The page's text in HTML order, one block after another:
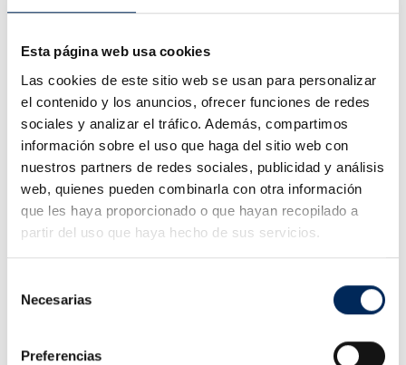
Esta página web usa cookies
Las cookies de este sitio web se usan para personalizar
el contenido y los anuncios, ofrecer funciones de redes
sociales y analizar el tráfico. Además, compartimos
información sobre el uso que haga del sitio web con
nuestros partners de redes sociales, publicidad y análisis
web, quienes pueden combinarla con otra información
que les haya proporcionado o que hayan recopilado a
partir del uso que haya hecho de sus servicios.
Necesarias
Preferencias
Delivery within 4 to 10 days.
Ability to pick up in store
(without transport costs)